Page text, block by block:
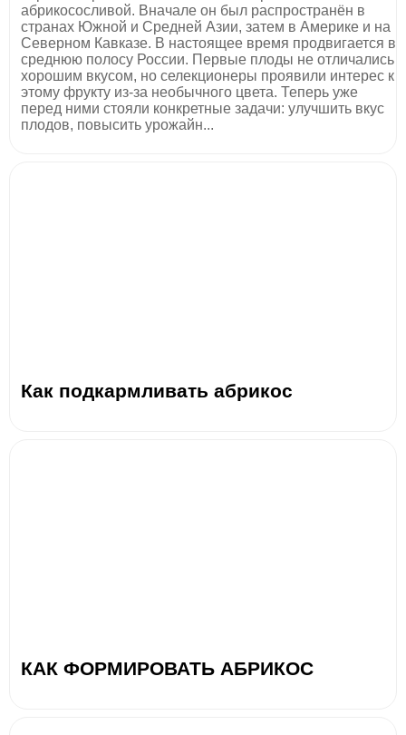
абрикососливой. Вначале он был распространён в
странах Южной и Средней Азии, затем в Америке и на
Северном Кавказе. В настоящее время продвигается в
среднюю полосу России. Первые плоды не отличались
хорошим вкусом, но селекционеры проявили интерес к
этому фрукту из-за необычного цвета. Теперь уже
перед ними стояли конкретные задачи: улучшить вкус
плодов, повысить урожайн...
Как подкармливать абрикос
КАК ФОРМИРОВАТЬ АБРИКОС